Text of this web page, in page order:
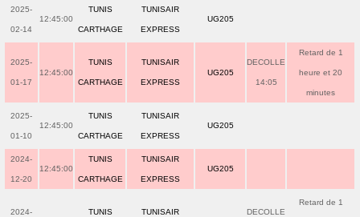
2025-
02-14
12:45:00
TUNIS
CARTHAGE
TUNISAIR
EXPRESS
UG205
2025-
01-17
12:45:00
TUNIS
CARTHAGE
TUNISAIR
EXPRESS
UG205
DECOLLE
14:05
Retard de 1
heure et 20
minutes
2025-
01-10
12:45:00
TUNIS
CARTHAGE
TUNISAIR
EXPRESS
UG205
2024-
12-20
12:45:00
TUNIS
CARTHAGE
TUNISAIR
EXPRESS
UG205
2024- TUNIS TUNISAIR DECOLLE
Retard de 1